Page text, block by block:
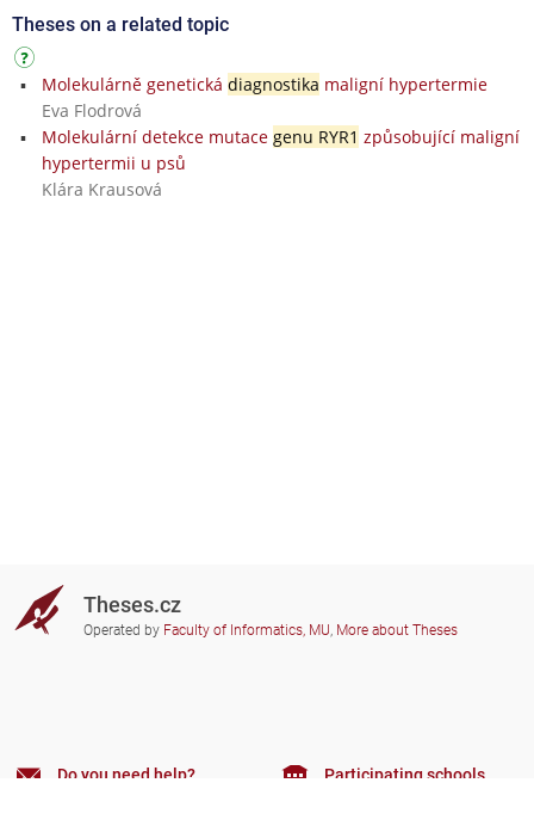
Theses on a related topic
Molekulárně genetická diagnostika maligní hypertermie
Eva Flodrová
Molekulární detekce mutace genu RYR1 způsobující maligní
hypertermii u psů
Klára Krausová
Theses.cz
Operated by Faculty of Informatics, MU, More about Theses
Do you need help? Participating schools